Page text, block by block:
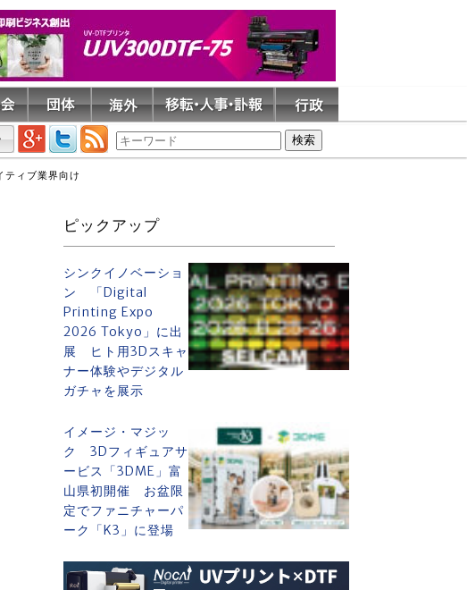
ィブ業界向け
ピックアップ
シンクイノベーショ
ン 「Digital
Printing Expo
2026 Tokyo」に出
展 ヒト用3Dスキャ
ナー体験やデジタル
ガチャを展示
イメージ・マジッ
ク 3Dフィギュアサ
ービス「3DME」富
山県初開催 お盆限
定でファニチャーパ
ーク「K3」に登場